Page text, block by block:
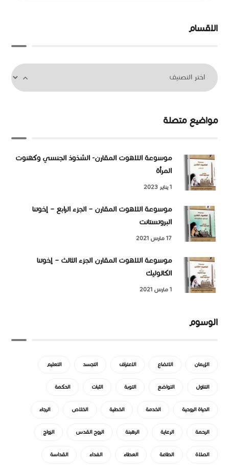
الاقسام
مواضيع متصلة
موسوعة اللاهوت المقارن- الشذوذ الجنسي وكهنوت
المرأة
1 يناير 2023
موسوعة اللاهوت المقارن – الجزء الرابع – إخوتنا
البروتستانت
17 مارس 2021
موسوعة اللاهوت المقارن الجزء الثالث – إخوتنا
الكاثوليك
1 مارس 2021
الوسوم
الإيمان الاتضاع الاعتراف التجسد التعليم
التناول التواضع التوبة الثبات الحكمة
الحياة الروحية الخدمة الخطية الخلاص الرجاء
الرحمة الرعاية الرهبنة الروح القدس الزواج
الصلاة الطاعة العطاء الفداء القداسة